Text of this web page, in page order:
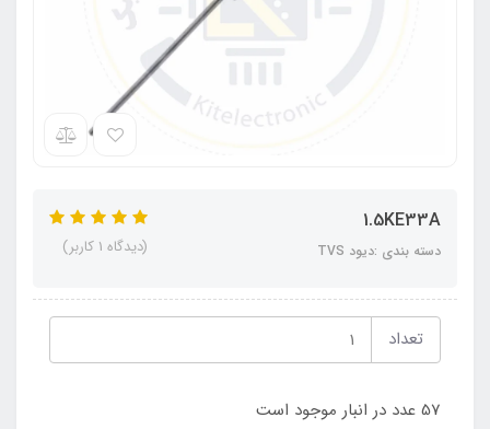
1.5KE33A
دسته بندی :دیود TVS (دیدگاه 1 کاربر)
تعداد
57 عدد در انبار موجود است